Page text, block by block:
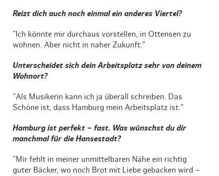
Reizt dich auch noch einmal ein anderes Viertel?
"Ich könnte mir durchaus vorstellen, in Ottensen zu
wohnen. Aber nicht in naher Zukunft."
Unterscheidet sich dein Arbeitsplatz sehr von deinem
Wohnort?
"Als Musikerin kann ich ja überall schreiben. Das
Schöne ist, dass Hamburg mein Arbeitsplatz ist."
Hamburg ist perfekt – fast. Was wünschst du dir
manchmal für die Hansestadt?
"Mir fehlt in meiner unmittelbaren Nähe ein richtig
guter Bäcker, wo noch Brot mit Liebe gebacken wird –